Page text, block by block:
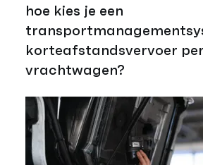
hoe kies je een
korteafstandsvervoer per
vrachtwagen?